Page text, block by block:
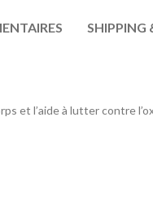
SHIPPING
et l’aide à lutter contre